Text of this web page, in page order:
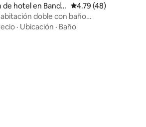
de 5, 42 reseñas
de hotel en Banda
Calificación
4.79 (48)
doble con baño
· Ubicación · Baño